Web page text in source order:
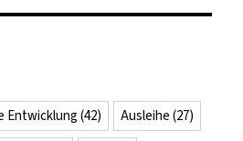
Entwicklung (42) Ausleihe (27)